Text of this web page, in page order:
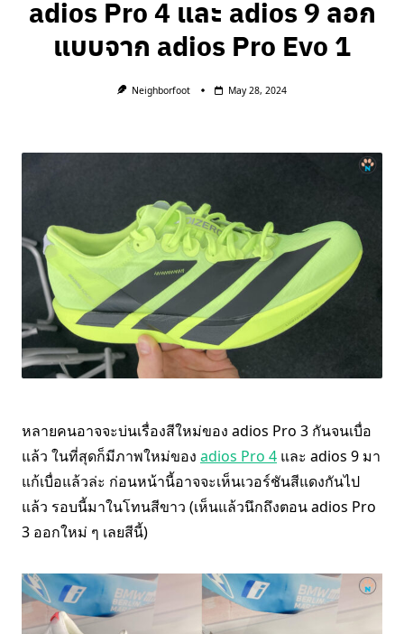
adios Pro 4 และ adios 9 ลอก
แบบจาก adios Pro Evo 1
Neighborfoot May 28, 2024
หลายคนอาจจะบ่นเรื่องสีใหม่ของ adios Pro 3 กันจนเบื่อ
แล้ว ในที่สุดก็มีภาพใหม่ของ adios Pro 4 และ adios 9 มา
แก้เบื่อแล้วล่ะ ก่อนหน้านี้อาจจะเห็นเวอร์ชันสีแดงกันไป
แล้ว รอบนี้มาในโทนสีขาว (เห็นแล้วนึกถึงตอน adios Pro
3 ออกใหม่ ๆ เลยสีนี้)